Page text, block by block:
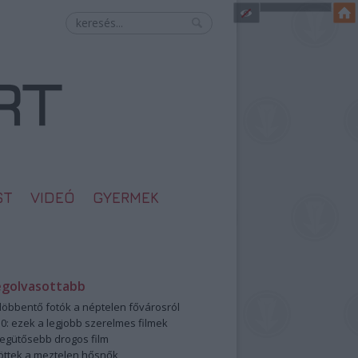
VIDEÓ GYERMEK
fotók a néptelen fővárosról
ezek a legjobb szerelmes filmek
drogos film
a meztelen hősnők